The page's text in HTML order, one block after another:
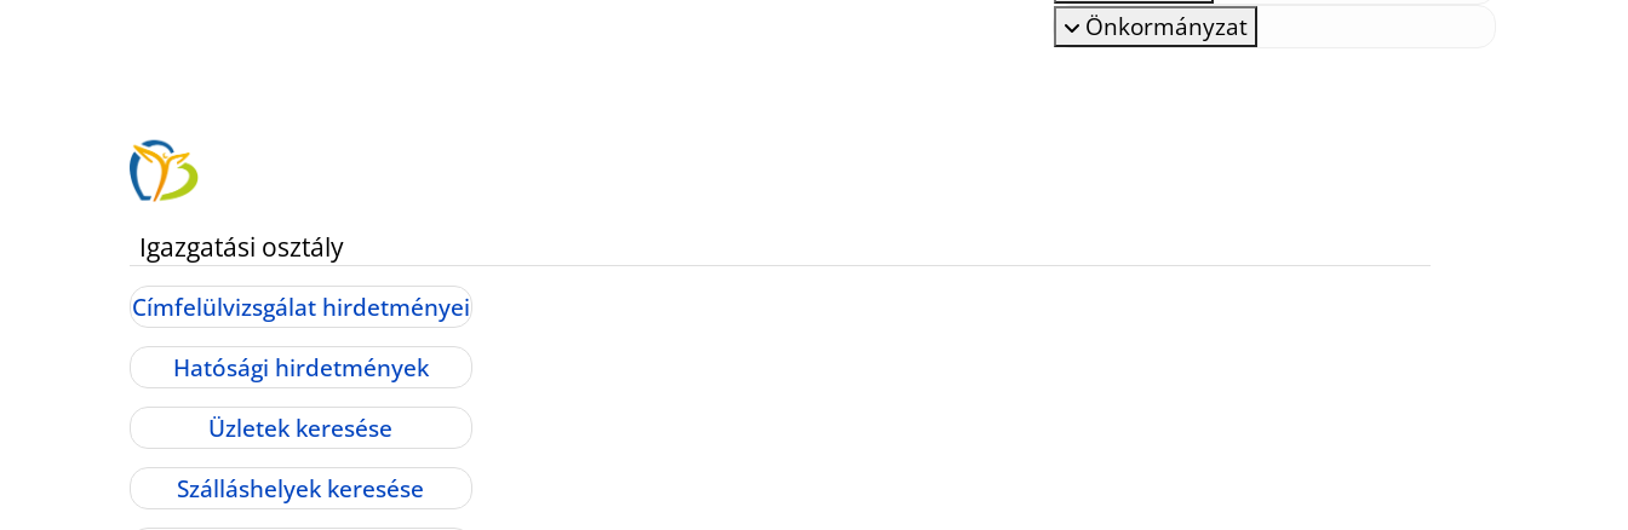
Önkormányzat
Igazgatási osztály
Címfelülvizsgálat hirdetményei
Hatósági hirdetmények
Üzletek keresése
Szálláshelyek keresése